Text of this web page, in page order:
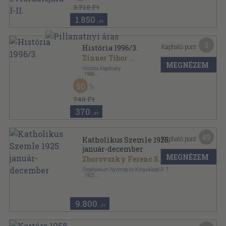
3.710 Ft
1.850 ,-Ft
História 1996/3.
Zinner Tibor ...
História Alapítvány
1996
Tűzött kötés
História sorozat
740 Ft
50
370 ,-Ft
Kapható pont:
MEGNÉZEM
Katholikus Szemle 1925.
január-december
Zborovszky Ferenc S. J....
Stephaneum Nyomda és Könyvkiadó R. T.
1925
9.800 ,-Ft
Kapható pont:
MEGNÉZEM